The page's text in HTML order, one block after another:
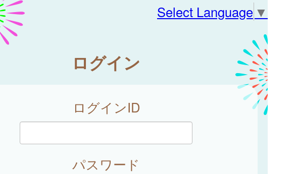
Select Language ▼
ログイン
ログインID
パスワード